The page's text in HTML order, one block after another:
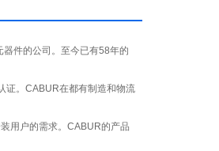
件的公司。至今已有58年的
证。CABUR在都有制造和物流
用户的需求。CABUR的产品